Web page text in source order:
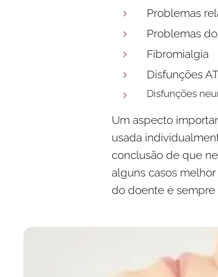
Problemas
Problemas
Fibromialgia
Disfunções
Disfunções
Um aspecto
usada
conclusão de que
alguns casos
do doente é sempre